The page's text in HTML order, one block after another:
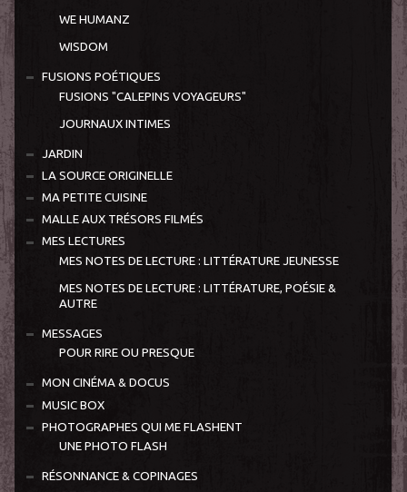
WE HUMANZ
WISDOM
FUSIONS POÉTIQUES
FUSIONS "CALEPINS VOYAGEURS"
JOURNAUX INTIMES
JARDIN
LA SOURCE ORIGINELLE
MA PETITE CUISINE
MALLE AUX TRÉSORS FILMÉS
MES LECTURES
MES NOTES DE LECTURE : LITTÉRATURE JEUNESSE
MES NOTES DE LECTURE : LITTÉRATURE, POÉSIE &
AUTRE
MESSAGES
POUR RIRE OU PRESQUE
MON CINÉMA & DOCUS
MUSIC BOX
PHOTOGRAPHES QUI ME FLASHENT
UNE PHOTO FLASH
RÉSONNANCE & COPINAGES